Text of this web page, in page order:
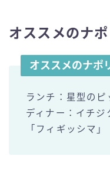
オススメのナ
オススメのナポ
ランチ：星型のピ
ディナー：イチジ
「フィギッシマ」